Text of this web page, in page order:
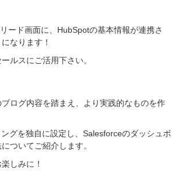
ード画面に、HubSpotの基本情報が連携さ
なります！
ルスにご活用下さい。
ログ内容を踏まえ、より実践的なものを作
ングを独自に設定し、Salesforceのダッシュボ
ついてご紹介します。
楽しみに！